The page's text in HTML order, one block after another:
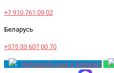
+7 910 761 09 02
Беларусь
+375 33 607 00 70
Напишите нам в Telegram